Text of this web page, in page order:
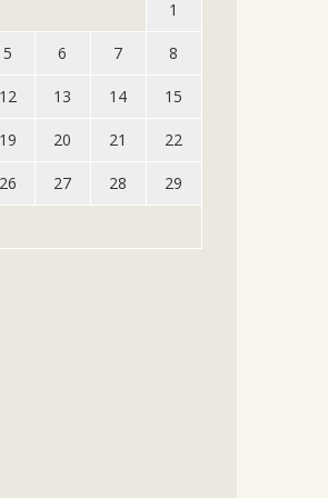
1
5 6 7 8
12 13 14 15
19 20 21 22
26 27 28 29